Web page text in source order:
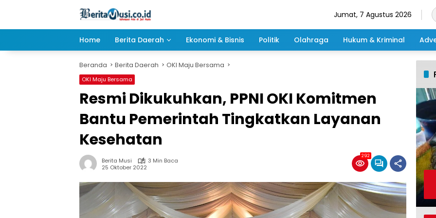
Jumat, 7 Agustus 2026
Home Berita Daerah Ekonomi & Bisnis Politik Olahraga Hukum & Kriminal
Beranda Berita Daerah OKI Maju Bersama
OKI Maju Bersama
Resmi Dikukuhkan, PPNI OKI Komitmen
Bantu Pemerintah Tingkatkan Layanan
Kesehatan
Berita Musi
3 Min Baca
25 Oktober 2022
292